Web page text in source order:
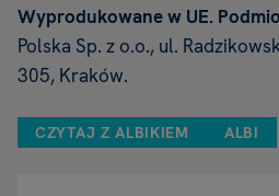
Wyprodukowane w UE.
Polska Sp. z o.o., ul.
305, Kraków.
CZYTAJ Z ALBIKIEM ALBI